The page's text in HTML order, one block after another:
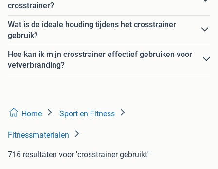
crosstrainer?
Wat is de ideale houding tijdens het crosstrainer
gebruik?
Hoe kan ik mijn crosstrainer effectief gebruiken voor
vetverbranding?
Home Sport en Fitness
Fitnessmaterialen
716 resultaten voor 'crosstrainer gebruikt'